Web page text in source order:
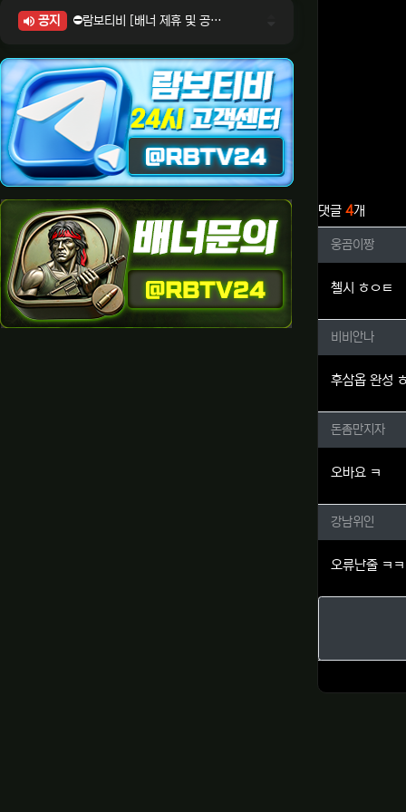
댓글 4개
웅곰이
웅곰이짱
첼시 ㅎㅇㅌ
비비안
비비안나
후삼옵 완성
돈좀만
돈좀만지자
오바요 ㅋ
강남위
강남위인
오류난줄 ㅋㅋ
공지
⛔람보티비 [배너 제휴 및 공식 입점 문의 안내]
⛔람보티비 [정회원 등급UP! 안내사항]
⛔람보티비 [채팅방 이용시 주의사항]
⛔람보티비 [공식보증업체 안내]